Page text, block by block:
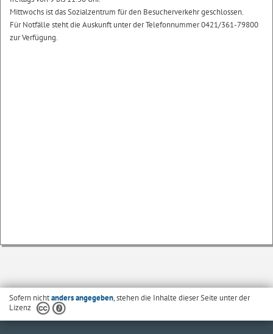
Mittwochs ist das Sozialzentrum für den Besucherverkehr geschlossen.
Für Notfälle steht die Auskunft unter der Telefonnummer 0421/361-79800
zur Verfügung.
Sofern nichtanders angegeben, stehen die Inhalte dieser Seite unter der
Lizenz